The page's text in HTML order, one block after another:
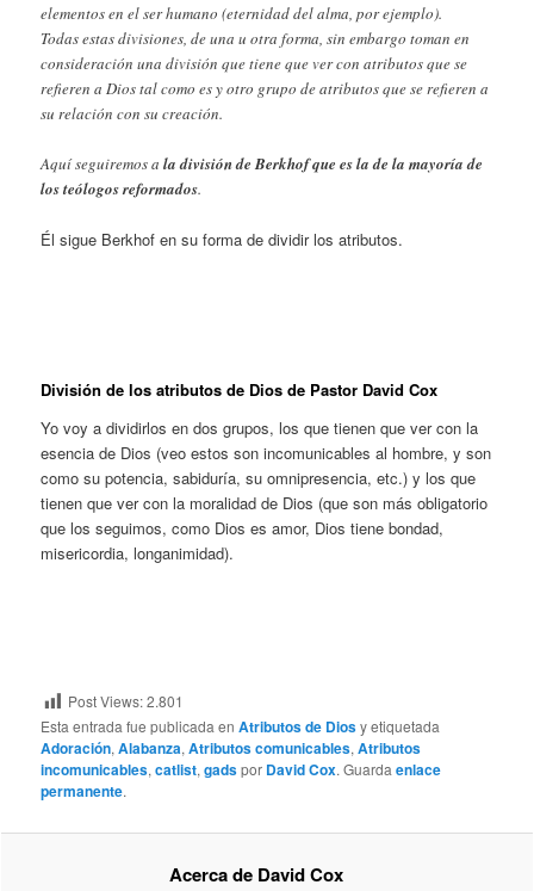
elementos en el ser humano (eternidad del alma, por ejemplo).
Todas estas divisiones, de una u otra forma, sin embargo toman en
consideración una división que tiene que ver con atributos que se
refieren a Dios tal como es y otro grupo de atributos que se refieren a
su relación con su creación.
Aquí seguiremos ala división de Berkhof que es la de la mayoría de
los teólogos reformados.
Él sigue Berkhof en su forma de dividir los atributos.
División de los atributos de Dios de Pastor David Cox
Yo voy a dividirlos en dos grupos, los que tienen que ver con la
esencia de Dios (veo estos son incomunicables al hombre, y son
como su potencia, sabiduría, su omnipresencia, etc.) y los que
tienen que ver con la moralidad de Dios (que son más obligatorio
que los seguimos, como Dios es amor, Dios tiene bondad,
misericordia, longanimidad).
Post Views:2.801
Esta entrada fue publicada enAtributos de Diosy etiquetada
Adoración,Alabanza,Atributos comunicables,Atributos
incomunicables,catlist,gadspor David Cox. Guardaenlace
permanente.
Acerca de David Cox